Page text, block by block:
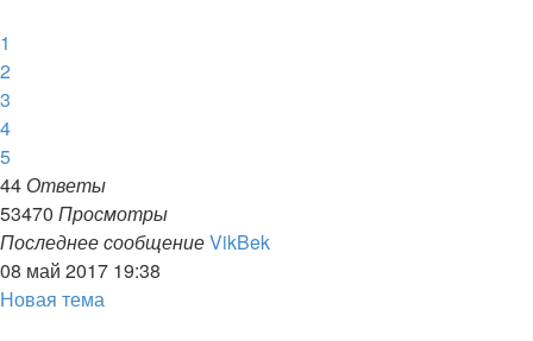
1
2
3
4
5
44 Ответы
53470 Просмотры
Последнее сообщениеVikBek
08 май 2017 19:38
Новая тема